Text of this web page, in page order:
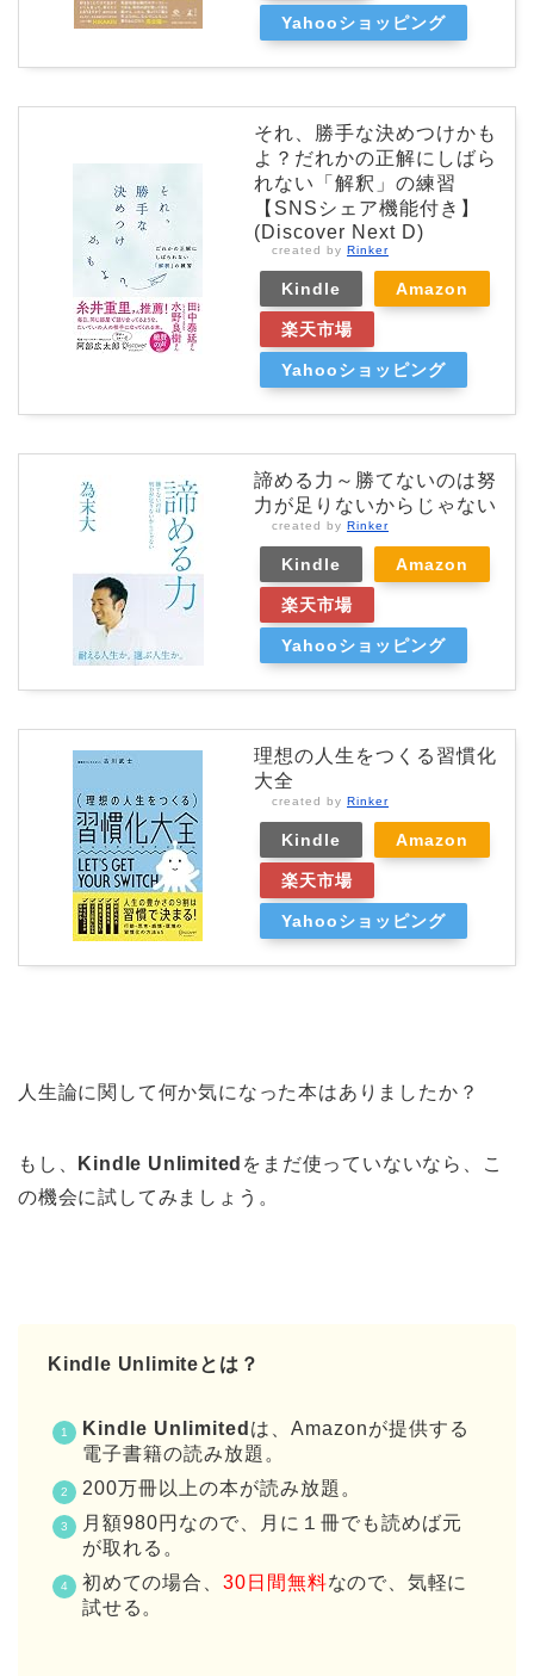
Yahooショッピング
それ、勝手な決めつけかも
よ？だれかの正解にしばら
れない「解釈」の練習
【SNSシェア機能付き】
(Discover Next D)
created by Rinker
Kindle Amazon
楽天市場
Yahooショッピング
諦める力～勝てないのは努
力が足りないからじゃない
created by Rinker
Kindle Amazon
楽天市場
Yahooショッピング
理想の人生をつくる習慣化
大全
created by Rinker
Kindle Amazon
楽天市場
Yahooショッピング
人生論に関して何か気になった本はありましたか？
もし、 Kindle Unlimited をまだ使っていないなら、こ
の機会に試してみましょう。
Kindle Unlimiteとは？
Kindle Unlimited は、Amazonが提供する
電子書籍の読み放題。
200万冊以上の本が読み放題。
月額980円なので、月に１冊でも読めば元
が取れる。
初めての場合、 30 日間無料なので、気軽に
試せる。